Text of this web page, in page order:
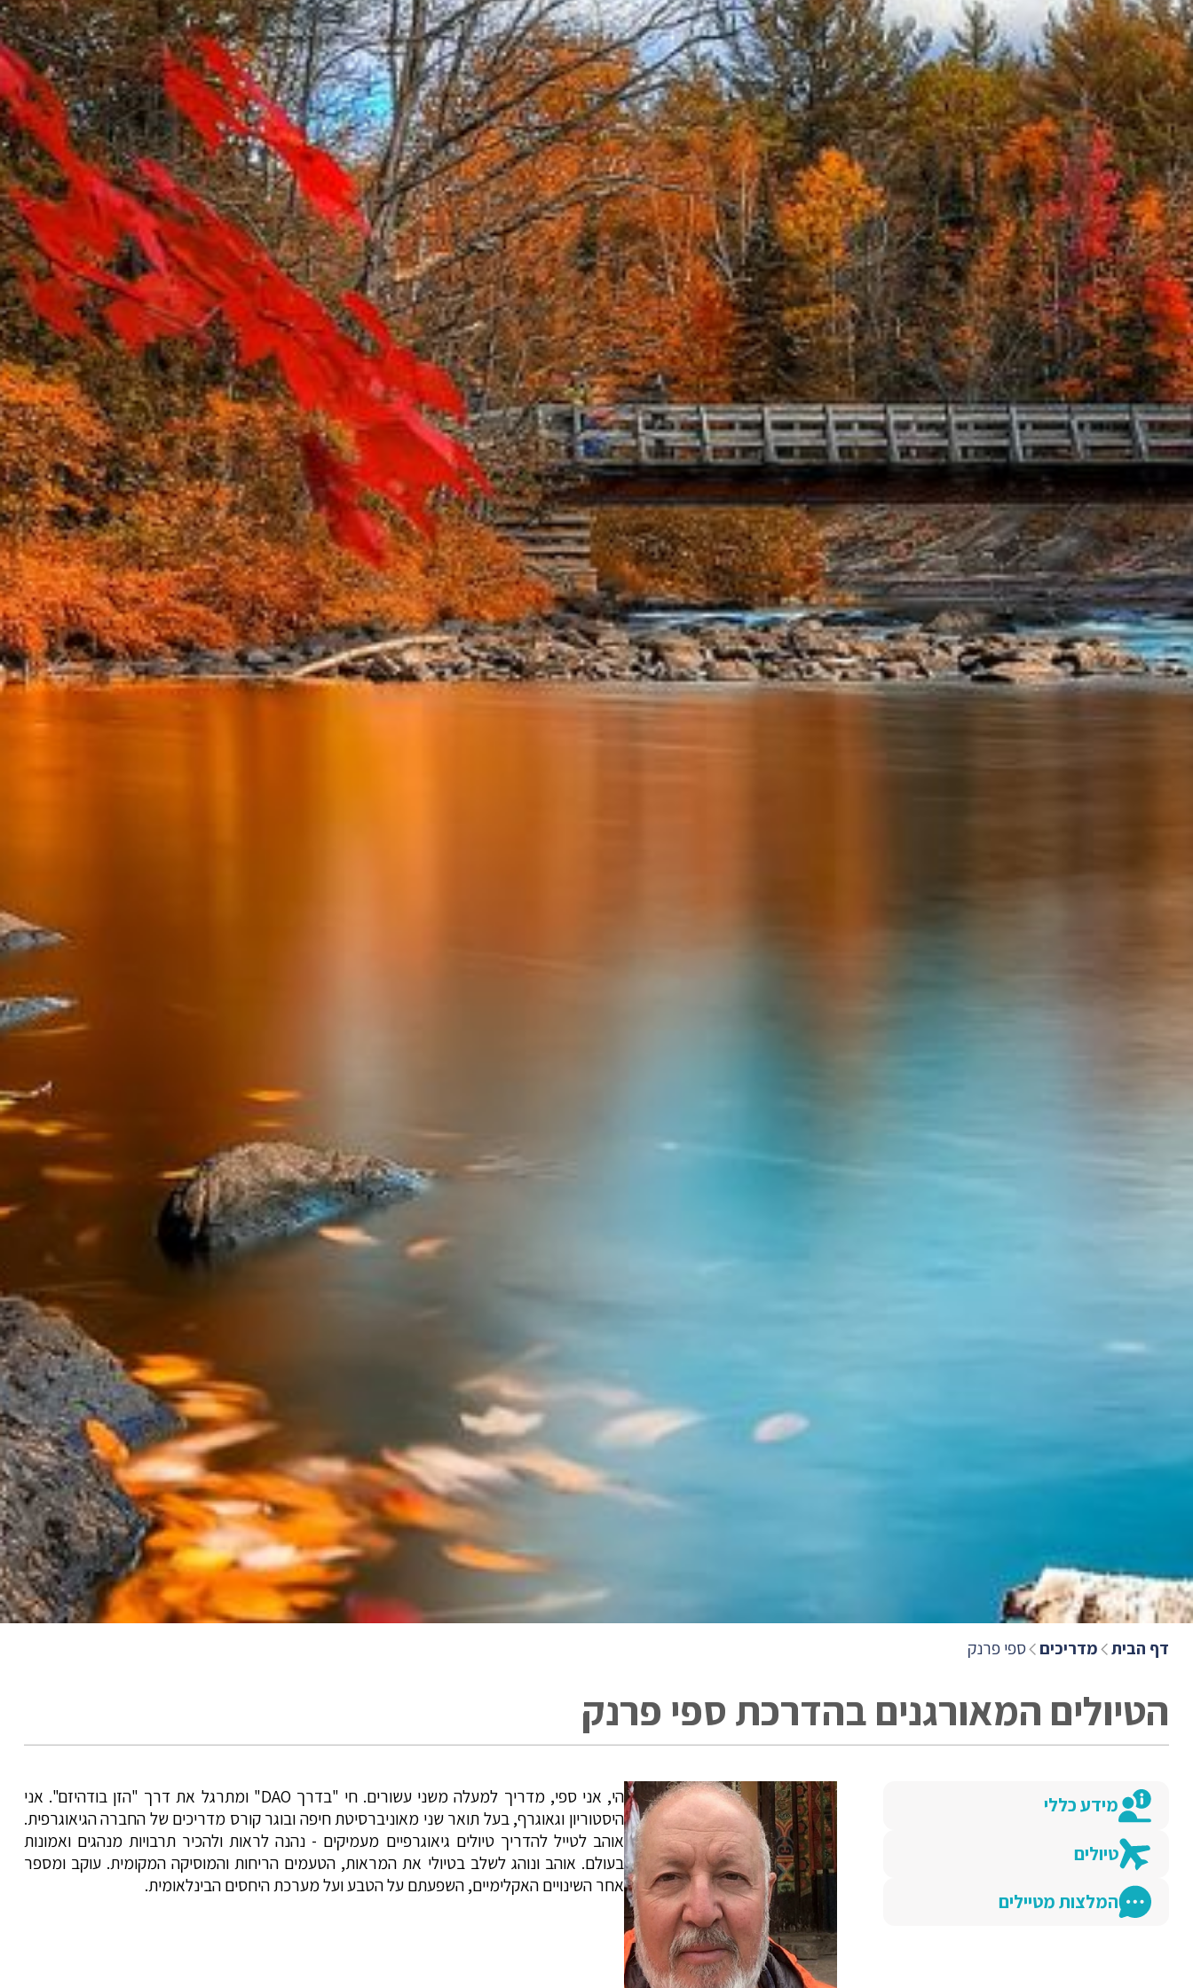
דף הבית מדריכים ספי פרנק
הטיולים המאורגנים בהדרכת ספי פרנק
מידע כללי
טיולים
המלצות מטיילים
הי, אני ספי, מדריך למעלה משני עשורים. חי "בדרך DAO" ומתרגל את דרך "הזן בודהיזם". אני
היסטוריון וגאוגרף, בעל תואר שני מאוניברסיטת חיפה ובוגר קורס מדריכים של החברה הגיאוגרפית.
אוהב לטייל להדריך טיולים גיאוגרפיים מעמיקים - נהנה לראות ולהכיר תרבויות מנהגים ואמונות
בעולם. אוהב ונוהג לשלב בטיולי את המראות, הטעמים הריחות והמוסיקה המקומית. עוקב ומספר
אחר השינויים האקלימיים, השפעתם על הטבע ועל מערכת היחסים הבינלאומית.